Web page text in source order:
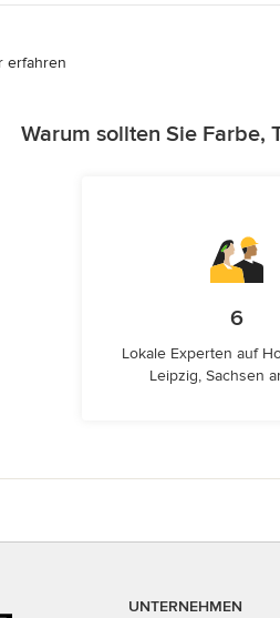
erfahren
Warum sollten Sie Farbe,
6
Lokale Experten auf
Leipzig, Sachsen
UNTERNEHMEN